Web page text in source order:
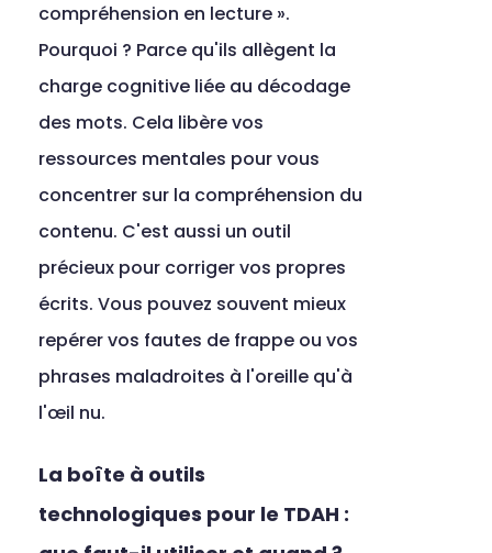
compréhension en lecture ».
Pourquoi ? Parce qu'ils allègent la
charge cognitive liée au décodage
des mots. Cela libère vos
ressources mentales pour vous
concentrer sur la compréhension du
contenu. C'est aussi un outil
précieux pour corriger vos propres
écrits. Vous pouvez souvent mieux
repérer vos fautes de frappe ou vos
phrases maladroites à l'oreille qu'à
l'œil nu.
La boîte à outils
technologiques pour le TDAH :